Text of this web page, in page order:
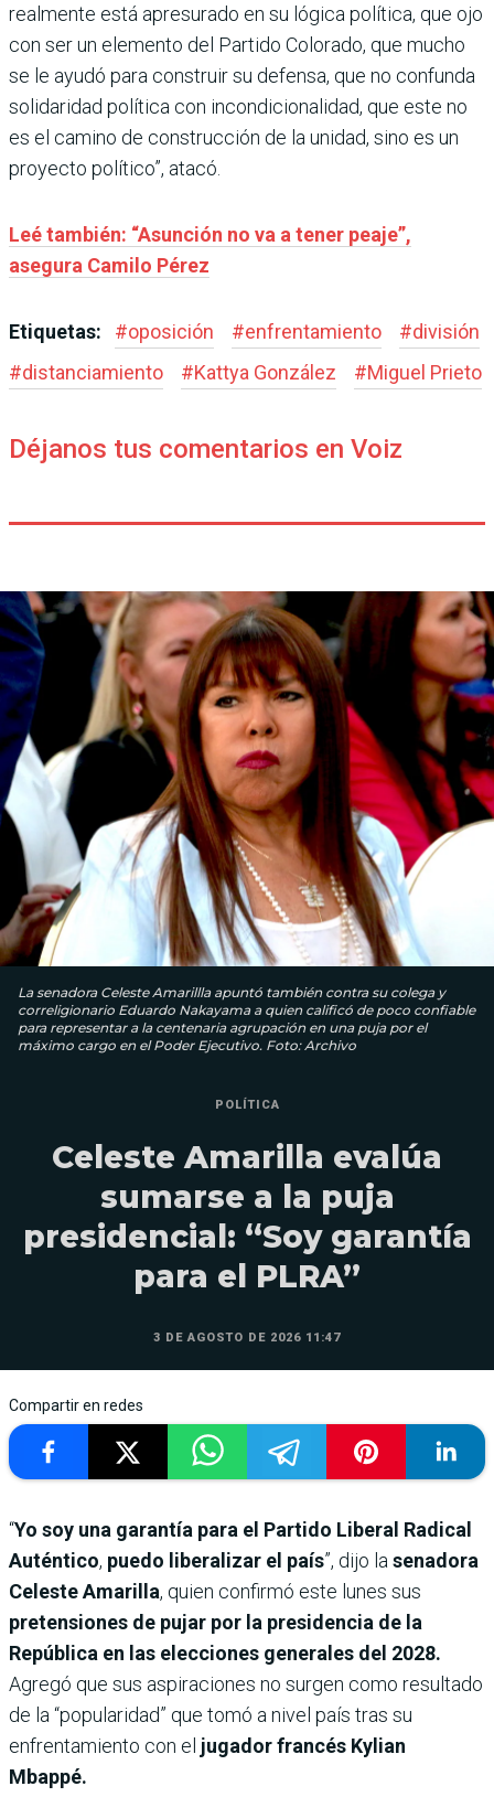
realmente está apresurado en su lógica política, que ojo
con ser un elemento del Partido Colorado, que mucho
se le ayudó para construir su defensa, que no confunda
solidaridad política con incondicionalidad, que este no
es el camino de construcción de la unidad, sino es un
proyecto político”, atacó.
Leé también: “Asunción no va a tener peaje”,
asegura Camilo Pérez
Etiquetas: #oposición #enfrentamiento #división
#distanciamiento #Kattya González #Miguel Prieto
Déjanos tus comentarios en Voiz
La senadora Celeste Amarillla apuntó también contra su colega y
correligionario Eduardo Nakayama a quien calificó de poco confiable
para representar a la centenaria agrupación en una puja por el
máximo cargo en el Poder Ejecutivo. Foto: Archivo
POLÍTICA
Celeste Amarilla evalúa
sumarse a la puja
presidencial: “Soy garantía
para el PLRA”
3 DE AGOSTO DE 2026 11:47
Compartir en redes
“Yo soy una garantía para el Partido Liberal Radical
Auténtico, puedo liberalizar el país”, dijo la senadora
Celeste Amarilla, quien confirmó este lunes sus
pretensiones de pujar por la presidencia de la
República en las elecciones generales del 2028.
Agregó que sus aspiraciones no surgen como resultado
de la “popularidad” que tomó a nivel país tras su
enfrentamiento con el jugador francés Kylian
Mbappé.